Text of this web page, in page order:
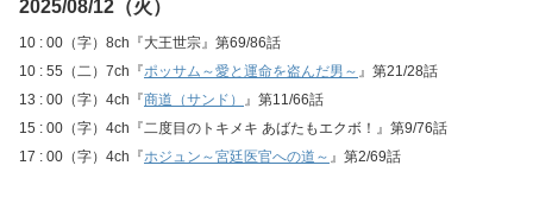
2025/08/12（火）
10 : 00（字）8ch『大王世宗』第69/86話
10 : 55（二）7ch『ポッサム～愛と運命を盗んだ男～ 』第21/28話
13 : 00（字）4ch『商道（サンド） 』第11/66話
15 : 00（字）4ch『二度目のトキメキ あばたもエクボ！』第9/76話
17 : 00（字）4ch『ホジュン～宮廷医官への道～ 』第2/69話